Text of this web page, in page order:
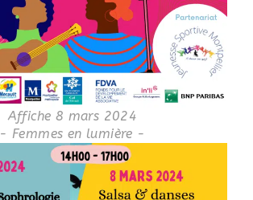
Affiche 8 mars 2024
- Femmes en lumière -